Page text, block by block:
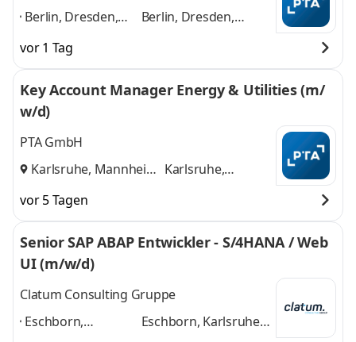
Berlin, Dresden,
Frankfurt,
Hamburg,
Karlsruhe, Kassel,
Köln, Mannheim,
Berlin, Dresden,
Kassel, Köln,
Mannheim, München,
vor 1 Tag
Key Account Manager Energy & Utilities (m/
w/d)
PTA GmbH
Karlsruhe, Mannheim Karlsruhe,
vor 5 Tagen
Senior SAP ABAP Entwickler - S/4HANA / Web
UI (m/w/d)
Clatum Consulting Gruppe
Eschborn,
Eschborn, Karlsruhe,